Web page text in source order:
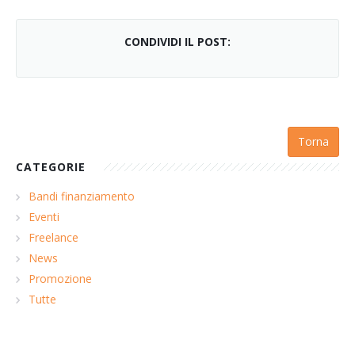
CONDIVIDI IL POST:
Torna
CATEGORIE
Bandi finanziamento
Eventi
Freelance
News
Promozione
Tutte